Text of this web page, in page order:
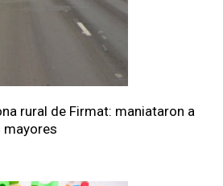
rural de Firmat: maniataron a
mayores